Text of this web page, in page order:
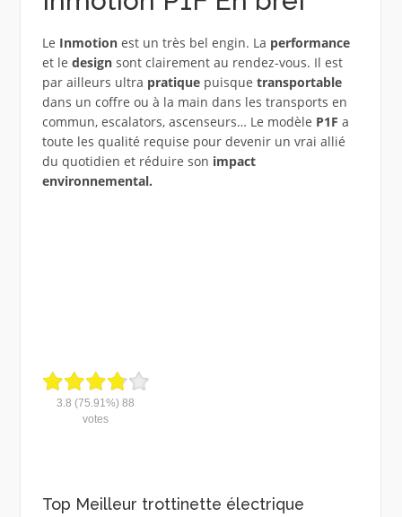
Le Inmotionest un très bel engin. La performance
et le designsont clairement au rendez-vous. Il est
par ailleurs ultra pratiquepuisque transportable
dans un coffre ou à la main dans les transports en
commun, escalators, ascenseurs… Le modèle P1F a
toute les qualité requise pour devenir un vrai allié
du quotidien et réduire son impact
environnemental.
3.8 (75.91%)88
votes
Top Meilleur trottinette électrique